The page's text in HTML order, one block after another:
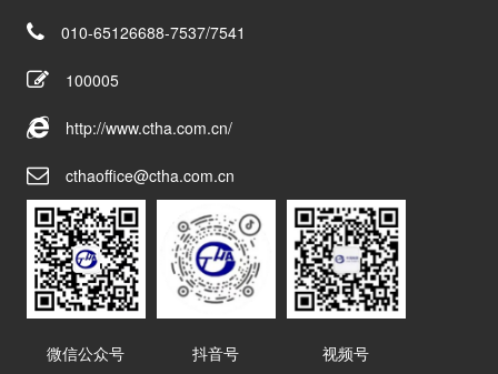
010-65126688-7537/7541
100005
http://www.ctha.com.cn/
cthaoffice@ctha.com.cn
微信公众号 抖音号 视频号